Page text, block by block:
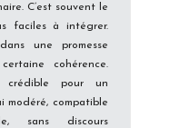
C’est souvent le
faciles à intégrer.
une promesse
cohérence.
crédible pour un
modéré, compatible
sans discours